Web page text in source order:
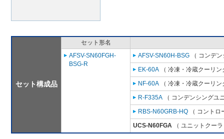
セット構成品
セット形名
AFSV-SN60FGH-
BSG-R
AFSV-SN60H-BSG （ コンデ
EK-60A （ 冷凍・冷蔵クーリ
NF-60A （ 冷凍・冷蔵クーリ
R-F335A （ コンデンシングユ
RBS-N60GRB-HQ （ コント
UCS-N60FGA （ ユニットクー